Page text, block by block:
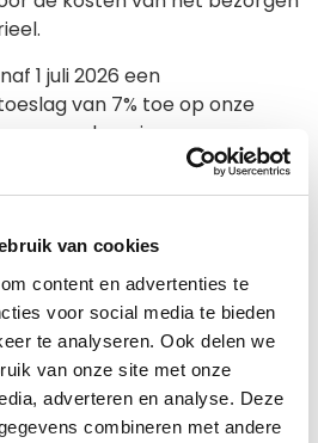
van cookies
content en advertenties te
voor social media te bieden
te analyseren. Ook delen we
van onze site met onze
adverteren en analyse. Deze
combineren met andere
1 juli 2026 een
van 7% toe op onze
voor leveringen en
voertuigen boven de 3,5 ton.
vermeld op offertes en
zoveel mogelijk
efficiënt plannen om de
beperken. Afhalen bij één van
mogelijk en valt buiten
in het nieuws